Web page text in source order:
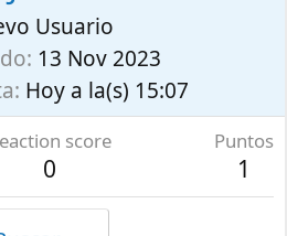
Usuario
13 Nov 2023
Hoy a la(s) 15:07
score
0
Puntos
1